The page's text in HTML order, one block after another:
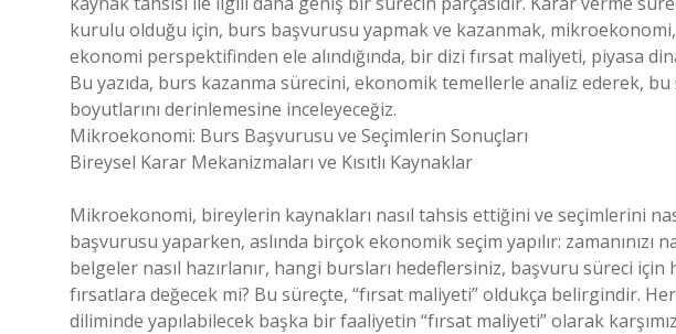
kurulu olduğu için, burs başvurusu yapmak ve kazanmak,
ekonomi perspektifinden ele alındığında, bir dizi fırsat maliyeti, piyasa
Bu yazıda, burs kazanma sürecini, ekonomik temellerle analiz ederek,
boyutlarını derinlemesine inceleyeceğiz.
Mikroekonomi: Burs Başvurusu ve Seçimlerin Sonuçları
Bireysel Karar Mekanizmaları ve Kısıtlı Kaynaklar
Mikroekonomi, bireylerin kaynakları nasıl tahsis ettiğini ve seçimlerini
başvurusu yaparken, aslında birçok ekonomik seçim yapılır: zamanınızı
belgeler nasıl hazırlanır, hangi bursları hedeflersiniz, başvuru süreci için
fırsatlara değecek mi? Bu süreçte, “fırsat maliyeti” oldukça belirgindir.
diliminde yapılabilecek başka bir faaliyetin “fırsat maliyeti” olarak